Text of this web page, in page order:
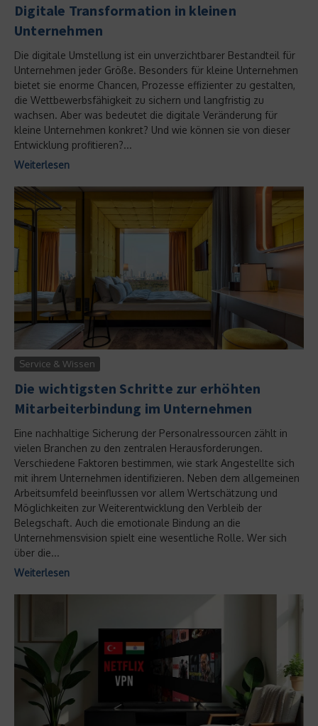
Digitale Transformation in kleinen
Unternehmen
Die digitale Umstellung ist ein unverzichtbarer Bestandteil für
Unternehmen jeder Größe. Besonders für kleine Unternehmen
bietet sie enorme Chancen, Prozesse effizienter zu gestalten,
die Wettbewerbsfähigkeit zu sichern und langfristig zu
wachsen. Aber was bedeutet die digitale Veränderung für
kleine Unternehmen konkret? Und wie können sie von dieser
Entwicklung profitieren?...
Weiterlesen
Service & Wissen
Die wichtigsten Schritte zur erhöhten
Mitarbeiterbindung im Unternehmen
Eine nachhaltige Sicherung der Personalressourcen zählt in
vielen Branchen zu den zentralen Herausforderungen.
Verschiedene Faktoren bestimmen, wie stark Angestellte sich
mit ihrem Unternehmen identifizieren. Neben dem allgemeinen
Arbeitsumfeld beeinflussen vor allem Wertschätzung und
Möglichkeiten zur Weiterentwicklung den Verbleib der
Belegschaft. Auch die emotionale Bindung an die
Unternehmensvision spielt eine wesentliche Rolle. Wer sich
über die...
Weiterlesen